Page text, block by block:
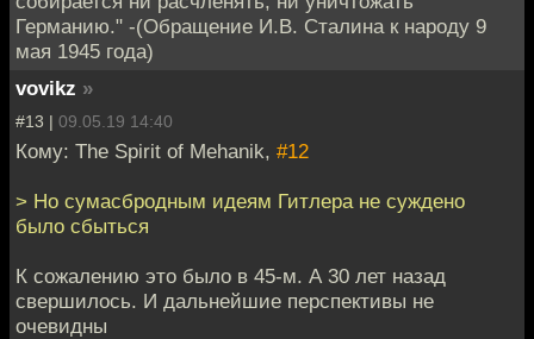
Германию." -(Обращение И.В. Сталина к народу 9
мая 1945 года)
vovikz »
#13 | 09.05.19 14:40
Кому: The Spirit of Mehanik, #12
> Но сумасбродным идеям Гитлера не суждено
было сбыться
К сожалению это было в 45-м. А 30 лет назад
свершилось. И дальнейшие перспективы не
очевидны